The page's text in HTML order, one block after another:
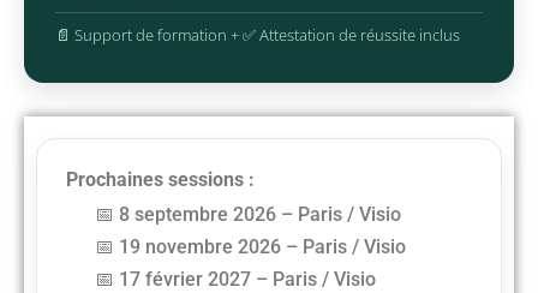
📄 Support de formation + ✅ Attestation de réussite inclus
Prochaines sessions :
8 septembre 2026 – Paris / Visio
19 novembre 2026 – Paris / Visio
17 février 2027 – Paris / Visio